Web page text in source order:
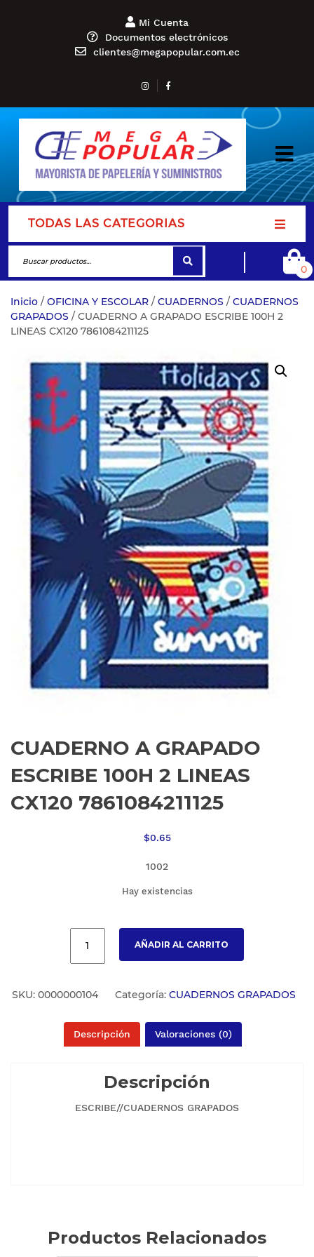
Mi Cuenta
Documentos electrónicos
clientes@megapopular.com.ec
TODAS LAS CATEGORIAS
0
Inicio / OFICINA Y ESCOLAR / CUADERNOS / CUADERNOS
GRAPADOS / CUADERNO A GRAPADO ESCRIBE 100H 2
LINEAS CX120 7861084211125
CUADERNO A GRAPADO
ESCRIBE 100H 2 LINEAS
CX120 7861084211125
$0.65
1002
Hay existencias
AÑADIR AL CARRITO
SKU: 0000000104 Categoría: CUADERNOS GRAPADOS
Descripción Valoraciones (0)
Descripción
ESCRIBE//CUADERNOS GRAPADOS
Productos Relacionados